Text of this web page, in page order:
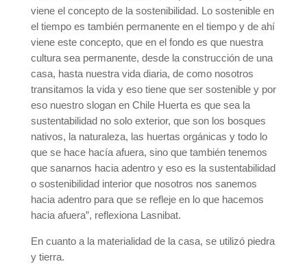
viene el concepto de la sostenibilidad. Lo sostenible en
el tiempo es también permanente en el tiempo y de ahí
viene este concepto, que en el fondo es que nuestra
cultura sea permanente, desde la construcción de una
casa, hasta nuestra vida diaria, de como nosotros
transitamos la vida y eso tiene que ser sostenible y por
eso nuestro slogan en Chile Huerta es que sea la
sustentabilidad no solo exterior, que son los bosques
nativos, la naturaleza, las huertas orgánicas y todo lo
que se hace hacía afuera, sino que también tenemos
que sanarnos hacia adentro y eso es la sustentabilidad
o sostenibilidad interior que nosotros nos sanemos
hacia adentro para que se refleje en lo que hacemos
hacia afuera”, reflexiona Lasnibat.
En cuanto a la materialidad de la casa, se utilizó piedra
y tierra.